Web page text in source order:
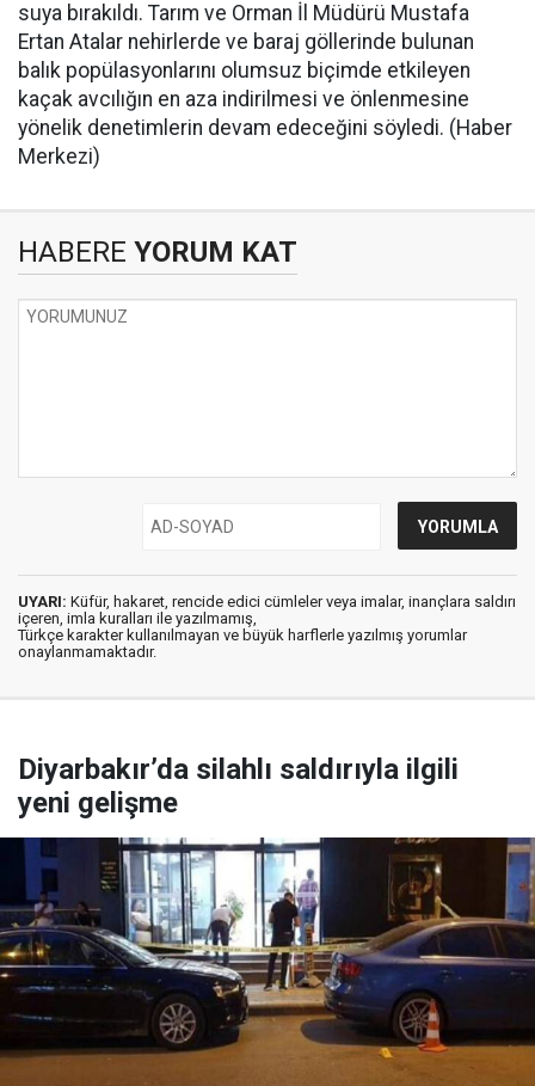
suya bırakıldı. Tarım ve Orman İl Müdürü Mustafa
Ertan Atalar nehirlerde ve baraj göllerinde bulunan
balık popülasyonlarını olumsuz biçimde etkileyen
kaçak avcılığın en aza indirilmesi ve önlenmesine
yönelik denetimlerin devam edeceğini söyledi. (Haber
Merkezi)
HABERE YORUM KAT
UYARI: Küfür, hakaret, rencide edici cümleler veya imalar, inançlara saldırı
içeren, imla kuralları ile yazılmamış,
Türkçe karakter kullanılmayan ve büyük harflerle yazılmış yorumlar
onaylanmamaktadır.
Diyarbakır’da silahlı saldırıyla ilgili
yeni gelişme